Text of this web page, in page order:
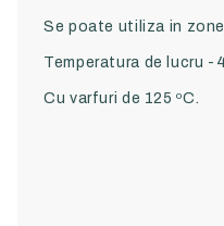
Se poate utiliza in zone
Temperatura de lucru -
Cu varfuri de 125 ºC.